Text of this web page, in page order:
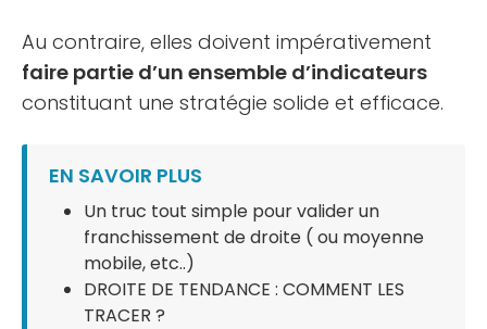
Au contraire, elles doivent impérativement
faire partie d’un ensemble d’indicateurs
constituant une stratégie solide et efficace.
EN SAVOIR PLUS
Un truc tout simple pour valider un
franchissement de droite ( ou moyenne
mobile, etc..)
DROITE DE TENDANCE : COMMENT LES
TRACER ?